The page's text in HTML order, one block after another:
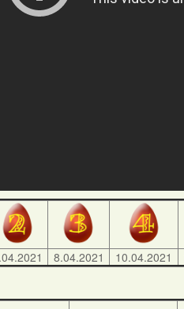
8.04.2021 10.04.2021